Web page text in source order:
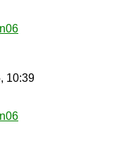
10:39